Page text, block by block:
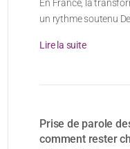
En France, la
un rythme soutenu De
Lire la suite
Prise de parole
comment rester